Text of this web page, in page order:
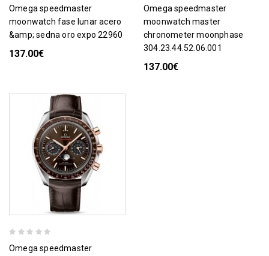
omega speedmaster
moonwatch fase lunar acero
&amp; sedna oro expo 22960
137.00€
omega speedmaster
moonwatch master
chronometer moonphase
304.23.44.52.06.001
137.00€
omega speedmaster